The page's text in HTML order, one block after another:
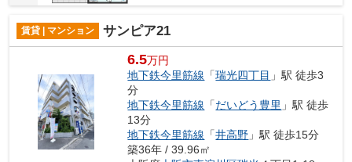
賃貸 | マンション サンピア21
6.5万円
地下鉄今里筋線 「瑞光四丁目 」駅 徒歩3
分
地下鉄今里筋線 「だいどう豊里 」駅 徒歩
13分
地下鉄今里筋線 「井高野 」駅 徒歩15分
築36年 / 39.96㎡